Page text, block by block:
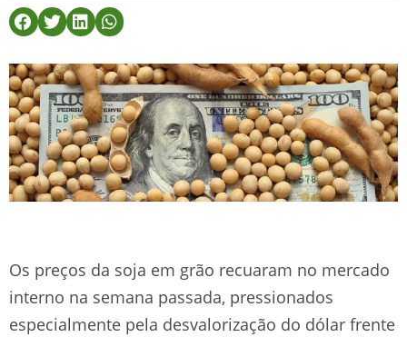
Os preços da soja em grão recuaram no mercado
interno na semana passada, pressionados
especialmente pela desvalorização do dólar frente